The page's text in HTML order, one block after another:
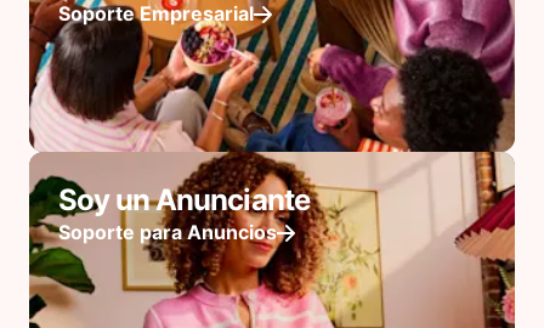
Soporte Empresarial
Soy un Anunciante
Soporte para Anuncios